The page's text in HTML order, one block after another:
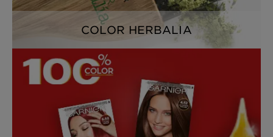
COLOR HERBALIA